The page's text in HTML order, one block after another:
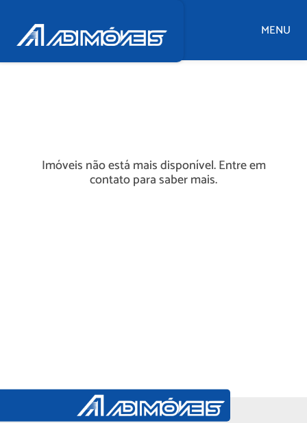
MENU
Imóveis não está mais disponível. Entre em
contato para saber mais.